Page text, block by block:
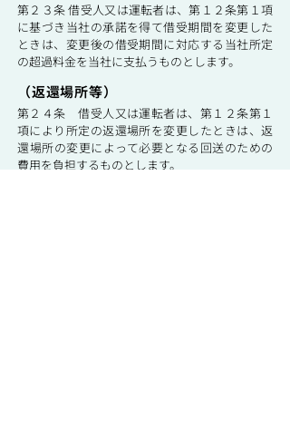
第２３条 借受人又は運転者は、第１２条第１項
に基づき当社の承諾を得て借受期間を変更した
ときは、変更後の借受期間に対応する当社所定
の超過料金を当社に支払うものとします。
（返還場所等）
第２４条 借受人又は運転者は、第１２条第１
項により所定の返還場所を変更したときは、返
還場所の変更によって必要となる回送のための
費用を負担するものとします。